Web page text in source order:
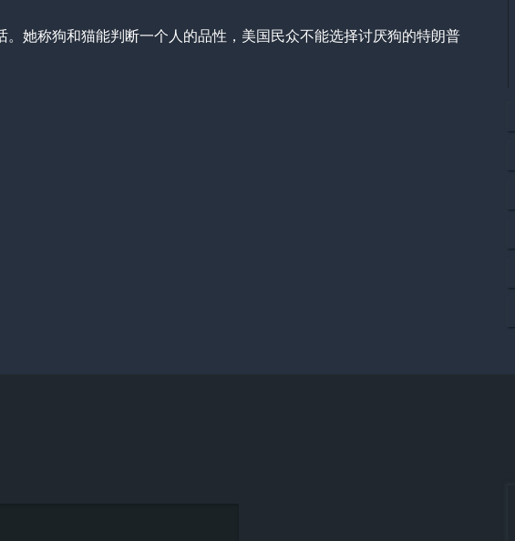
她称狗和猫能判断一个人的品性，美国民众不能选择讨厌狗的特朗普